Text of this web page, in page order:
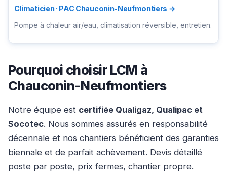
Climaticien · PAC Chauconin-Neufmontiers →
Pompe à chaleur air/eau, climatisation réversible, entretien.
Pourquoi choisir LCM à
Chauconin-Neufmontiers
Notre équipe est certifiée Qualigaz, Qualipac et
Socotec. Nous sommes assurés en responsabilité
décennale et nos chantiers bénéficient des garanties
biennale et de parfait achèvement. Devis détaillé
poste par poste, prix fermes, chantier propre.